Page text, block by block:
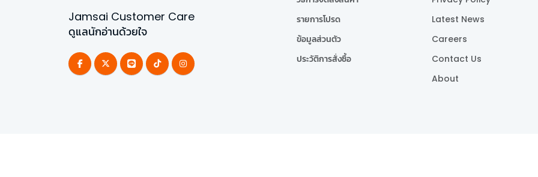
Jamsai Customer Care
ดูแลนักอ่านด้วยใจ
รายการโปรด
ข้อมูลส่วนตัว
ประวัติการสั่งซื้อ
Latest News
Careers
Contact Us
About